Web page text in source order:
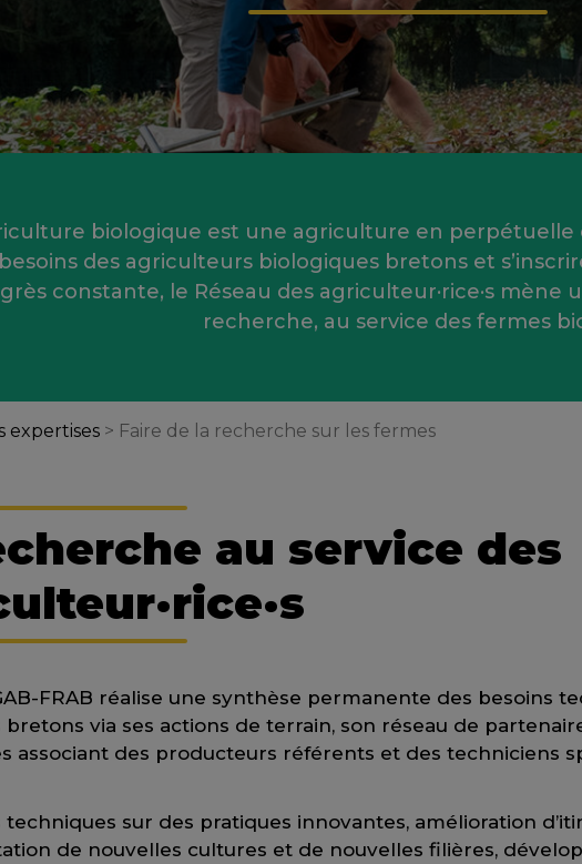
biologique est une agriculture en
des agriculteurs biologiques bretons et
constante, le Réseau des agriculteur·rice·s mène
recherche, au service des fermes
expertises > Faire de la recherche sur les fermes
au service des
FRAB réalise une synthèse permanente des besoins
bretons via ses actions de terrain, son réseau de
associant des producteurs référents et des techniciens
techniques sur des pratiques innovantes, amélioration
de nouvelles cultures et de nouvelles filières,